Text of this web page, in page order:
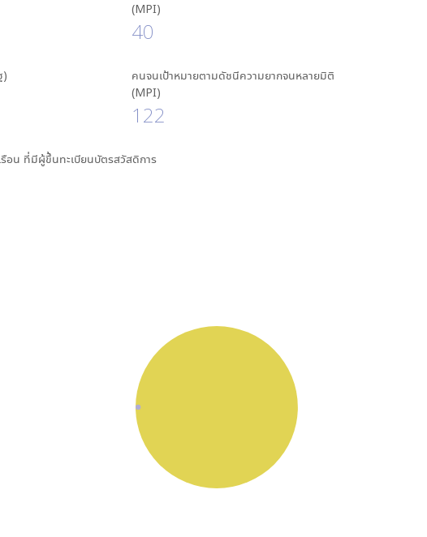
(MPI)
40
)
คนจนเป้าหมายตามดัชนีความยากจนหลายมิติ
(MPI)
122
อน ที่มีผู้ขึ้นทะเบียนบัตรสวัสดิการ